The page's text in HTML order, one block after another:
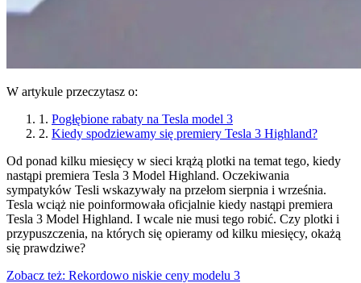
W artykule przeczytasz o:
1. Pogłębione rabaty na Tesla model 3
2. Kiedy spodziewamy się premiery Tesla 3 Highland?
Od ponad kilku miesięcy w sieci krążą plotki na temat tego, kiedy
nastąpi premiera Tesla 3 Model Highland. Oczekiwania
sympatyków Tesli wskazywały na przełom sierpnia i września.
Tesla wciąż nie poinformowała oficjalnie kiedy nastąpi premiera
Tesla 3 Model Highland. I wcale nie musi tego robić. Czy plotki i
przypuszczenia, na których się opieramy od kilku miesięcy, okażą
się prawdziwe?
Zobacz też: Rekordowo niskie ceny modelu 3